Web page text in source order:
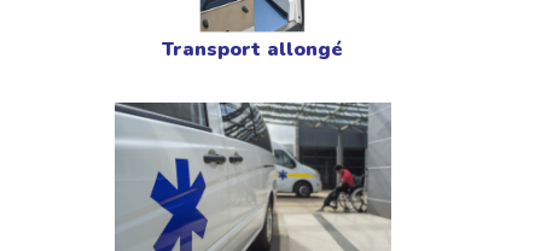
Transport allongé